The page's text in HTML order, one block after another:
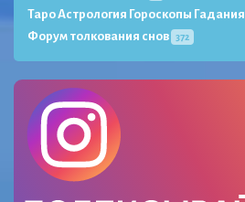
Таро Астрология Гороскопы Гадания
Форум толкования снов 372